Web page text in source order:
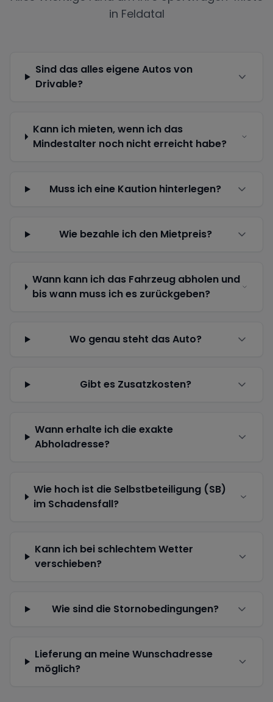
in Feldatal
Sind das alles eigene Autos von
Drivable?
Kann ich mieten, wenn ich das
Mindestalter noch nicht erreicht habe?
Muss ich eine Kaution hinterlegen?
Wie bezahle ich den Mietpreis?
Wann kann ich das Fahrzeug abholen und
bis wann muss ich es zurückgeben?
Wo genau steht das Auto?
Gibt es Zusatzkosten?
Wann erhalte ich die exakte
Abholadresse?
Wie hoch ist die Selbstbeteiligung (SB)
im Schadensfall?
Kann ich bei schlechtem Wetter
verschieben?
Wie sind die Stornobedingungen?
Lieferung an meine Wunschadresse
möglich?